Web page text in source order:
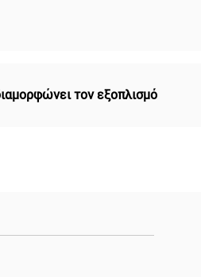
τον εξοπλισμό